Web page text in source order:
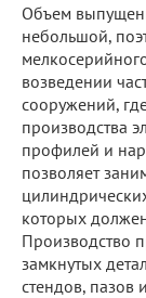
Объем
небольшой,
возведении
сооружений,
производства
профилей и
позволяет
которых
Производство
замкнутых
стендов, пазов